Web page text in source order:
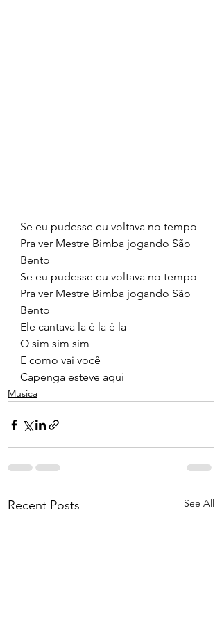
Se eu pudesse eu voltava no tempo
Pra ver Mestre Bimba jogando São
Bento
Se eu pudesse eu voltava no tempo
Pra ver Mestre Bimba jogando São
Bento
Ele cantava la ê la ê la
O sim sim sim
E como vai você
Capenga esteve aqui
Musica
Recent Posts See All